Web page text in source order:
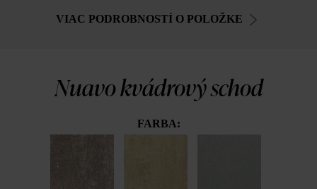
VIAC PODROBNOSTÍ O POLOŽKE
Nuavo kvádrový schod
FARBA: